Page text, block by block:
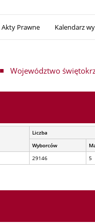
Akty Prawne Kalendarz
Województwo
Liczba
Wyborców
29146 5